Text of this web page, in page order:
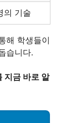
의 기술
해 학생들이
습니다.
지금 바로 알